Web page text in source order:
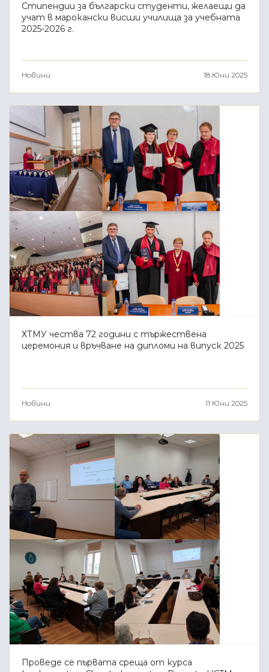
Стипендии за български студенти, желаещи да
учат в марокански висши училища за учебната
2025-2026 г.
Новини 18 Юни 2025
ХТМУ чества 72 години с тържествена
церемония и връчване на дипломи на випуск 2025
Новини 11 Юни 2025
Проведе се първата среща от курса